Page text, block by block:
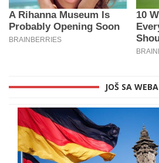
JOŠ SA WEBA